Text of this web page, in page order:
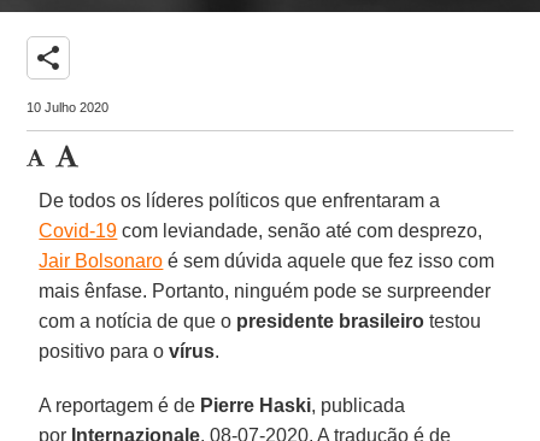
share
10 Julho 2020
De todos os líderes políticos que enfrentaram a
Covid-19 com leviandade, senão até com desprezo,
Jair Bolsonaro é sem dúvida aquele que fez isso com
mais ênfase. Portanto, ninguém pode se surpreender
com a notícia de que o presidente brasileiro testou
positivo para ovírus.
A reportagem é de Pierre Haski, publicada
por Internazionale, 08-07-2020. A tradução é de